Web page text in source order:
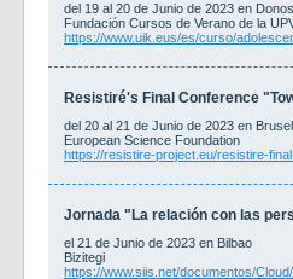
del 19 al 20 de Junio de 2023 en
Fundación Cursos de Verano de la
https://www.uik.eus/es/curso/
Resistiré's Final Conference
del 20 al 21 de Junio de 2023 en
European Science Foundation
https://resistire-project.eu/resistire-
Jornada "La relación con las
el 21 de Junio de 2023 en Bilbao
Bizitegi
https://www.siis.net/documentos/